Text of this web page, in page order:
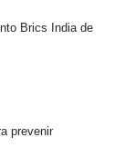
Brics India de
prevenir